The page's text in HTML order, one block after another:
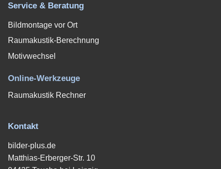
Service & Beratung
Bildmontage vor Ort
Raumakustik-Berechnung
Motivwechsel
Online-Werkzeuge
Raumakustik Rechner
Kontakt
bilder-plus.de
Matthias-Erberger-Str. 10